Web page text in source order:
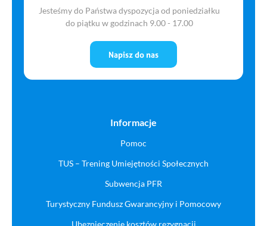
Jesteśmy do Państwa dyspozycja od poniedziałku
do piątku w godzinach 9.00 - 17.00
Napisz do nas
Informacje
Pomoc
TUS – Trening Umiejętności Społecznych
Subwencja PFR
Turystyczny Fundusz Gwarancyjny i Pomocowy
Ubezpieczenie kosztów rezygnacji